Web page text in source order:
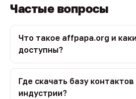
Частые вопросы
Что такое affpapa.org и
доступны?
Где скачать базу
индустрии?